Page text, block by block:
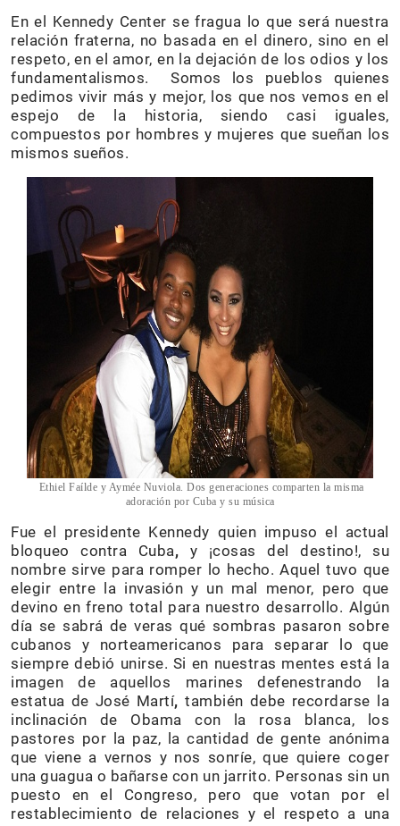
En el Kennedy Center se fragua lo que será nuestra
relación fraterna, no basada en el dinero, sino en el
respeto, en el amor, en la dejación de los odios y los
fundamentalismos. Somos los pueblos quienes
pedimos vivir más y mejor, los que nos vemos en el
espejo de la historia, siendo casi iguales,
compuestos por hombres y mujeres que sueñan los
mismos sueños.
Ethiel Faílde y Aymée Nuviola. Dos generaciones comparten la misma
adoración por Cuba y su música
Fue el presidente Kennedy quien impuso el actual
bloqueo contra Cuba, y ¡cosas del destino!, su
nombre sirve para romper lo hecho. Aquel tuvo que
elegir entre la invasión y un mal menor, pero que
devino en freno total para nuestro desarrollo. Algún
día se sabrá de veras qué sombras pasaron sobre
cubanos y norteamericanos para separar lo que
siempre debió unirse. Si en nuestras mentes está la
imagen de aquellos marines defenestrando la
estatua de José Martí, también debe recordarse la
inclinación de Obama con la rosa blanca, los
pastores por la paz, la cantidad de gente anónima
que viene a vernos y nos sonríe, que quiere coger
una guagua o bañarse con un jarrito. Personas sin un
puesto en el Congreso, pero que votan por el
restablecimiento de relaciones y el respeto a una